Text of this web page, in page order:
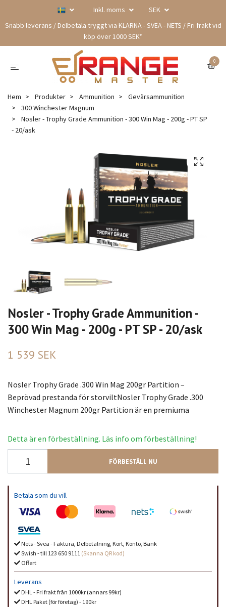
Inkl. moms
SEK
Snabb leverans / Delbetala tryggt via KLARNA - SVEA - NETS / Fri frakt vid
köp över 1000 SEK*
0
Hem Produkter Ammunition
Gevärsammunition
300 Winchester Magnum
Nosler - Trophy Grade Ammunition - 300 Win Mag - 200g - PT SP
- 20/ask
Nosler - Trophy Grade Ammunition -
300 Win Mag - 200g - PT SP - 20/ask
1 539 SEK
Nosler Trophy Grade .300 Win Mag 200gr Partition –
Beprövad prestanda för storviltNosler Trophy Grade .300
Winchester Magnum 200gr Partition är en premiuma
Detta är en förbeställning. Läs info om förbeställning!
FÖRBESTÄLL NU
Betala som du vill
Nets - Svea - Faktura, Delbetalning, Kort, Konto, Bank
Swish - till 123 650 9111 (Skanna QR kod)
Offert
Leverans
DHL - Fri frakt från 1000kr (annars 99kr)
DHL Paket (för företag) - 190kr